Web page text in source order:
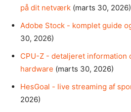
på dit netværk (marts 30, 2026)
Adobe Stock - komplet guide
30, 2026)
CPU-Z - detaljeret information
hardware (marts 30, 2026)
HesGoal - live streaming af
2026)